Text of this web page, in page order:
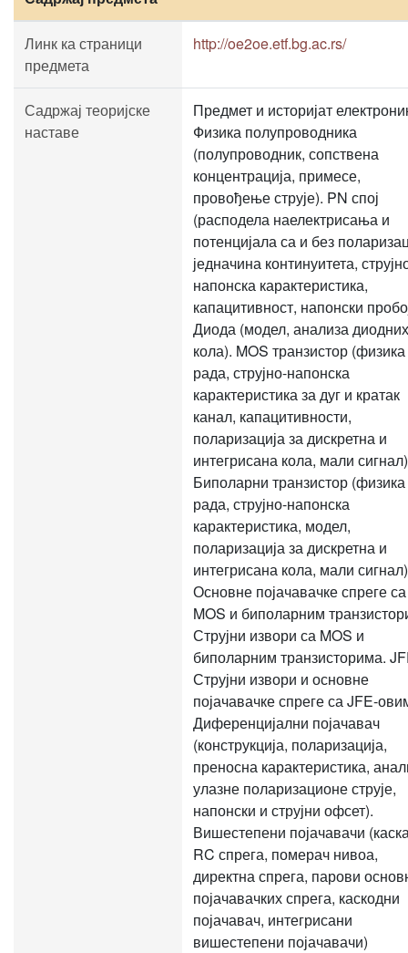
Линк ка страници
предмета
http://oe2oe.etf.bg.ac.rs/
Садржај теоријске
наставе
Предмет и историјат
Физика полупроводника
(полупроводник, сопствена
концентрација, примесе,
провођење струје). PN спој
(расподела наелектрисања и
потенцијала са и без
једначина континуитета,
напонска карактеристика,
капацитивност, напонски
Диода (модел, анализа диодних
кола). MOS транзистор (физика
рада, струјно-напонска
карактеристика за дуг и кратак
канал, капацитивности,
поларизација за дискретна и
интегрисана кола, мали
Биполарни транзистор (физика
рада, струјно-напонска
карактеристика, модел,
поларизација за дискретна и
интегрисана кола, мали
Основне појачавачке спреге са
MOS и биполарним
Струјни извори са MOS и
биполарним транзисторима.
Струјни извори и основне
појачавачке спреге са JFE-
Диференцијални појачавач
(конструкција, поларизација,
преносна карактеристика,
улазне поларизационе струје,
напонски и струјни офсет).
Вишестепени појачавачи
RC спрега, померач нивоа,
директна спрега, парови
појачавачких спрега, каскодни
појачавач, интегрисани
вишестепени појачавачи)